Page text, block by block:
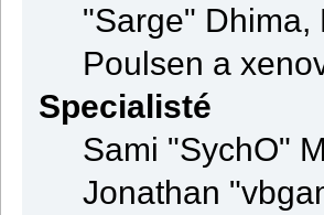
"Sarge" Dhima,
Poulsen a
Specialisté
Sami "SychO"
Jonathan